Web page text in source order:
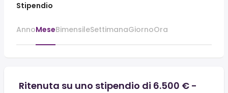
Stipendio
AnnoMeseBimensileSettimanaGiornoOra
Ritenuta su uno stipendio di 6.500 € -